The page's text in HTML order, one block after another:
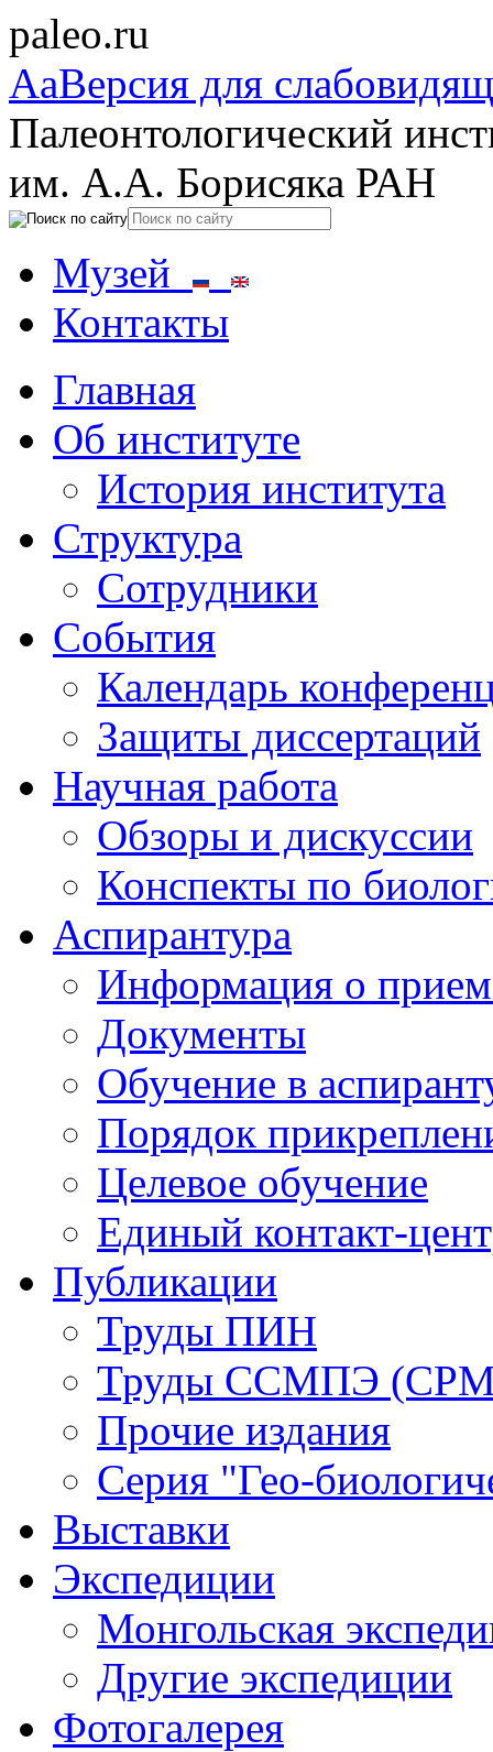
paleo.ru
AaВерсия для
Палеонтологический
им. А.А. Борисяка РАН
Музей
Контакты
Главная
Об институте
История института
Структура
Сотрудники
События
Календарь
Защиты диссертаций
Научная работа
Обзоры и дискуссии
Конспекты по
Аспирантура
Информация о
Документы
Обучение в
Порядок
Целевое обучение
Единый контакт-
Публикации
Труды ПИН
Труды ССМПЭ
Прочие издания
Серия "Гео-
Выставки
Экспедиции
Монгольская
Другие экспедиции
Фотогалерея